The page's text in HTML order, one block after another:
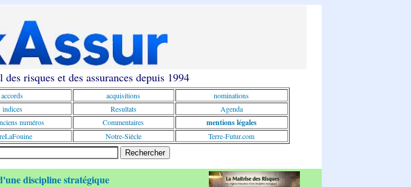
risques et des assurances depuis 1994
accords acquisitions
nominations
indices Resultats
Agenda
numéros Commentaires mentions légales
Notre-Siècle Terre-Futur.com
discipline stratégique